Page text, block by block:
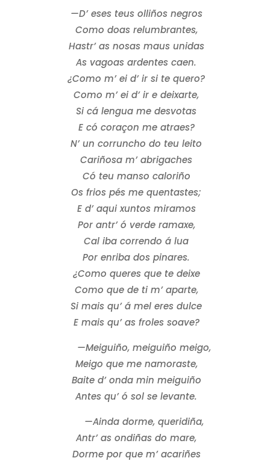
—D’ eses teus olliños negros
Como doas relumbrantes,
Hastr’ as nosas maus unidas
As vagoas ardentes caen.
¿Como m’ ei d’ ir si te quero?
Como m’ ei d’ ir e deixarte,
Si cá lengua me desvotas
E có coraçon me atraes?
N’ un corruncho do teu leito
Cariñosa m’ abrigaches
Có teu manso caloriño
Os frios pés me quentastes;
E d’ aqui xuntos miramos
Por antr’ ó verde ramaxe,
Cal iba correndo á lua
Por enriba dos pinares.
¿Como queres que te deixe
Como que de ti m’ aparte,
Si mais qu’ á mel eres dulce
E mais qu’ as froles soave?
—Meiguiño, meiguiño meigo,
Meigo que me namoraste,
Baite d’ onda min meiguiño
Antes qu’ ó sol se levante.
—Ainda dorme, queridiña,
Antr’ as ondiñas do mare,
Dorme por que m’ acariñes